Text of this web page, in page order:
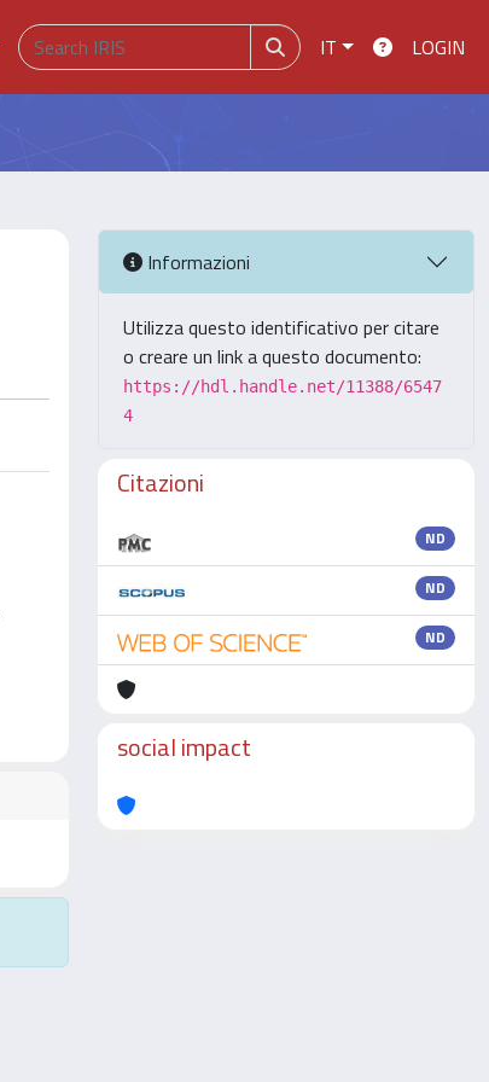
IT LOGIN
Informazioni
Utilizza questo identificativo per citare
o creare un link a questo documento:
https://hdl.handle.net/11388/6547
4
Citazioni
ND
ND
ND
social impact